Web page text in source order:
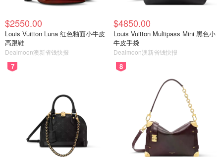
$2550.00
Louis Vuitton Luna 红色釉面小牛皮
高跟鞋
Dealmoon澳新省钱快报
$4850.00
Louis Vuitton Multipass Mini 黑色小
牛皮手袋
Dealmoon澳新省钱快报
7 8